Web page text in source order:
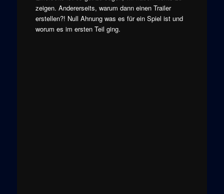
zeigen. Andererseits, warum dann einen Trailer
erstellen?! Null Ahnung was es für ein Spiel ist und
worum es im ersten Teil ging.